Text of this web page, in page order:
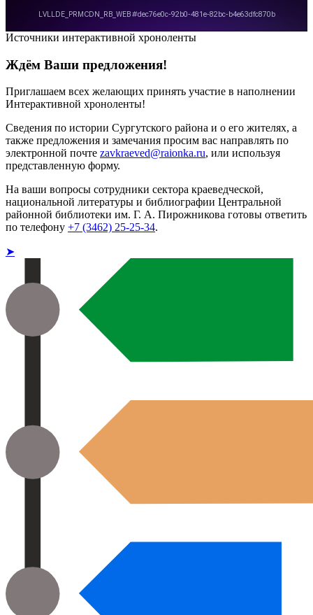
Источники интерактивной хроноленты
Ждём Ваши предложения!
Приглашаем всех желающих принять участие в наполнении
Интерактивной хроноленты!
Сведения по истории Сургутского района и о его жителях, а
также предложения и замечания просим вас направлять по
электронной почте zavkraeved@raionka.ru, или используя
представленную форму.
На ваши вопросы сотрудники сектора краеведческой,
национальной литературы и библиографии Центральной
районной библиотеки им. Г. А. Пирожникова готовы ответить
по телефону +7 (3462) 25-25-34.
➤